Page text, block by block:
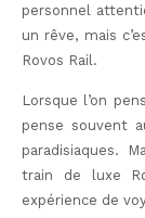
personnel
un rêve, mais
Rovos Rail.
Lorsque l’on
pense souvent
paradisiaques.
train de luxe
expérience de